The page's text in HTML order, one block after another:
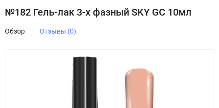
№182 Гель-лак 3-х фазный SKY GC 10мл
Обзор Отзывы (0)